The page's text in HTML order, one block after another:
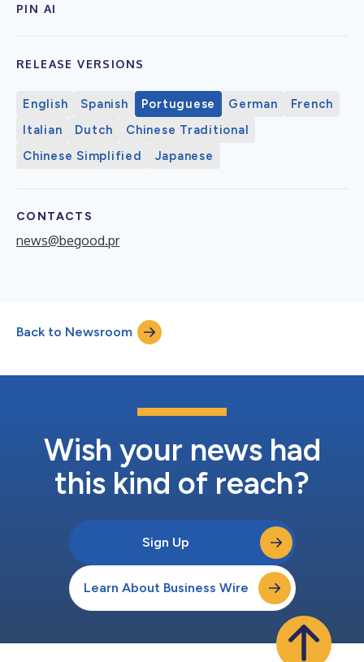
PIN AI
RELEASE VERSIONS
English Spanish Portuguese German
French
Italian
Dutch
Chinese Traditional
Chinese Simplified
Japanese
CONTACTS
news@begood.pr
Back to Newsroom
Wish your news had
this kind of reach?
Sign Up
Learn About Business Wire